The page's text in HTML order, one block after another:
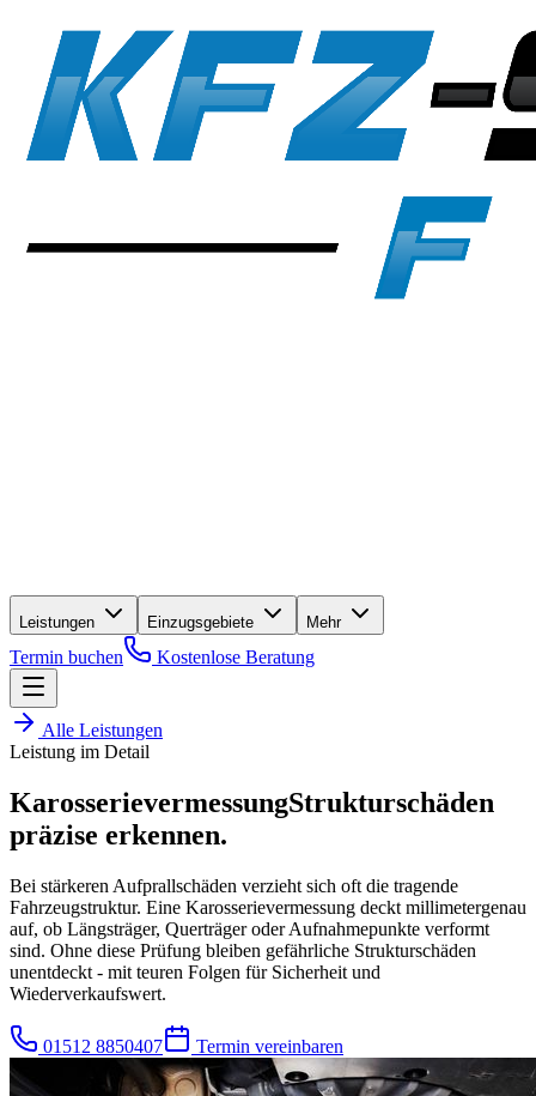
Leistungen Einzugsgebiete Mehr
Termin buchen Kostenlose Beratung
Alle Leistungen
Leistung im Detail
KarosserievermessungStrukturschäden
präzise erkennen.
Bei stärkeren Aufprallschäden verzieht sich oft die tragende
Fahrzeugstruktur. Eine Karosserievermessung deckt millimetergenau
auf, ob Längsträger, Querträger oder Aufnahmepunkte verformt
sind. Ohne diese Prüfung bleiben gefährliche Strukturschäden
unentdeckt - mit teuren Folgen für Sicherheit und
Wiederverkaufswert.
01512 8850407 Termin vereinbaren